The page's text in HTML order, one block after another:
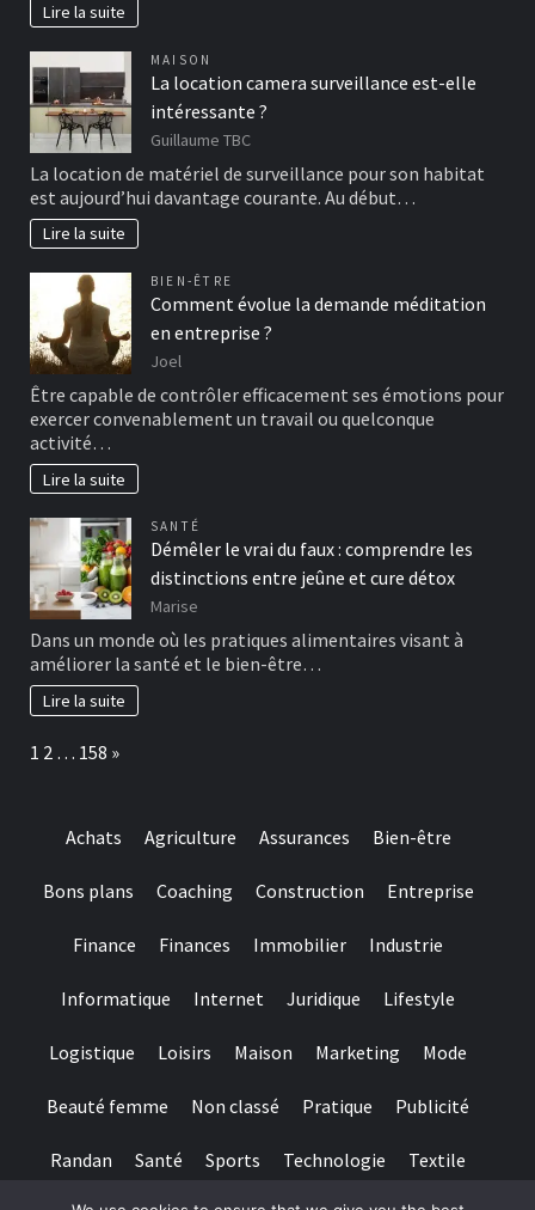
Lire la suite
MAISON
La location camera surveillance est-elle
intéressante ?
Guillaume TBC
La location de matériel de surveillance pour son habitat
est aujourd’hui davantage courante. Au début…
Lire la suite
BIEN-ÊTRE
Comment évolue la demande méditation
en entreprise ?
Joel
Être capable de contrôler efficacement ses émotions pour
exercer convenablement un travail ou quelconque
activité…
Lire la suite
SANTÉ
Démêler le vrai du faux : comprendre les
distinctions entre jeûne et cure détox
Marise
Dans un monde où les pratiques alimentaires visant à
améliorer la santé et le bien-être…
Lire la suite
Page:
1 2 … 158 Next
»
Achats Agriculture Assurances Bien-être
Bons plans Coaching Construction Entreprise
Finance Finances Immobilier Industrie
Informatique Internet Juridique Lifestyle
Logistique Loisirs Maison Marketing Mode
Beauté femme Non classé Pratique Publicité
Randan Santé Sports Technologie Textile